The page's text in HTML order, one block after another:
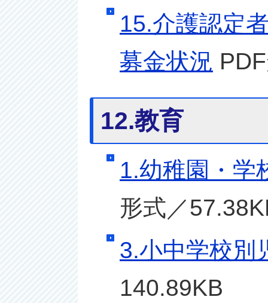
15.介護認定
募金状況
12.教育
1.幼稚園・学
形式／
3.小中学校別
140.89KB